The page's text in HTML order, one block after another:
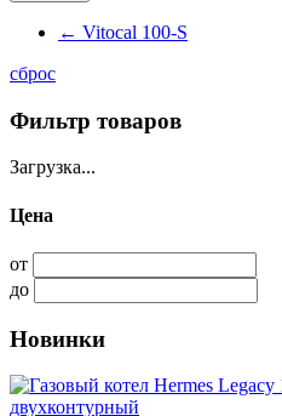
← Vitocal 100-S
сброс
Фильтр товаров
Загрузка...
Цена
от
до
Новинки